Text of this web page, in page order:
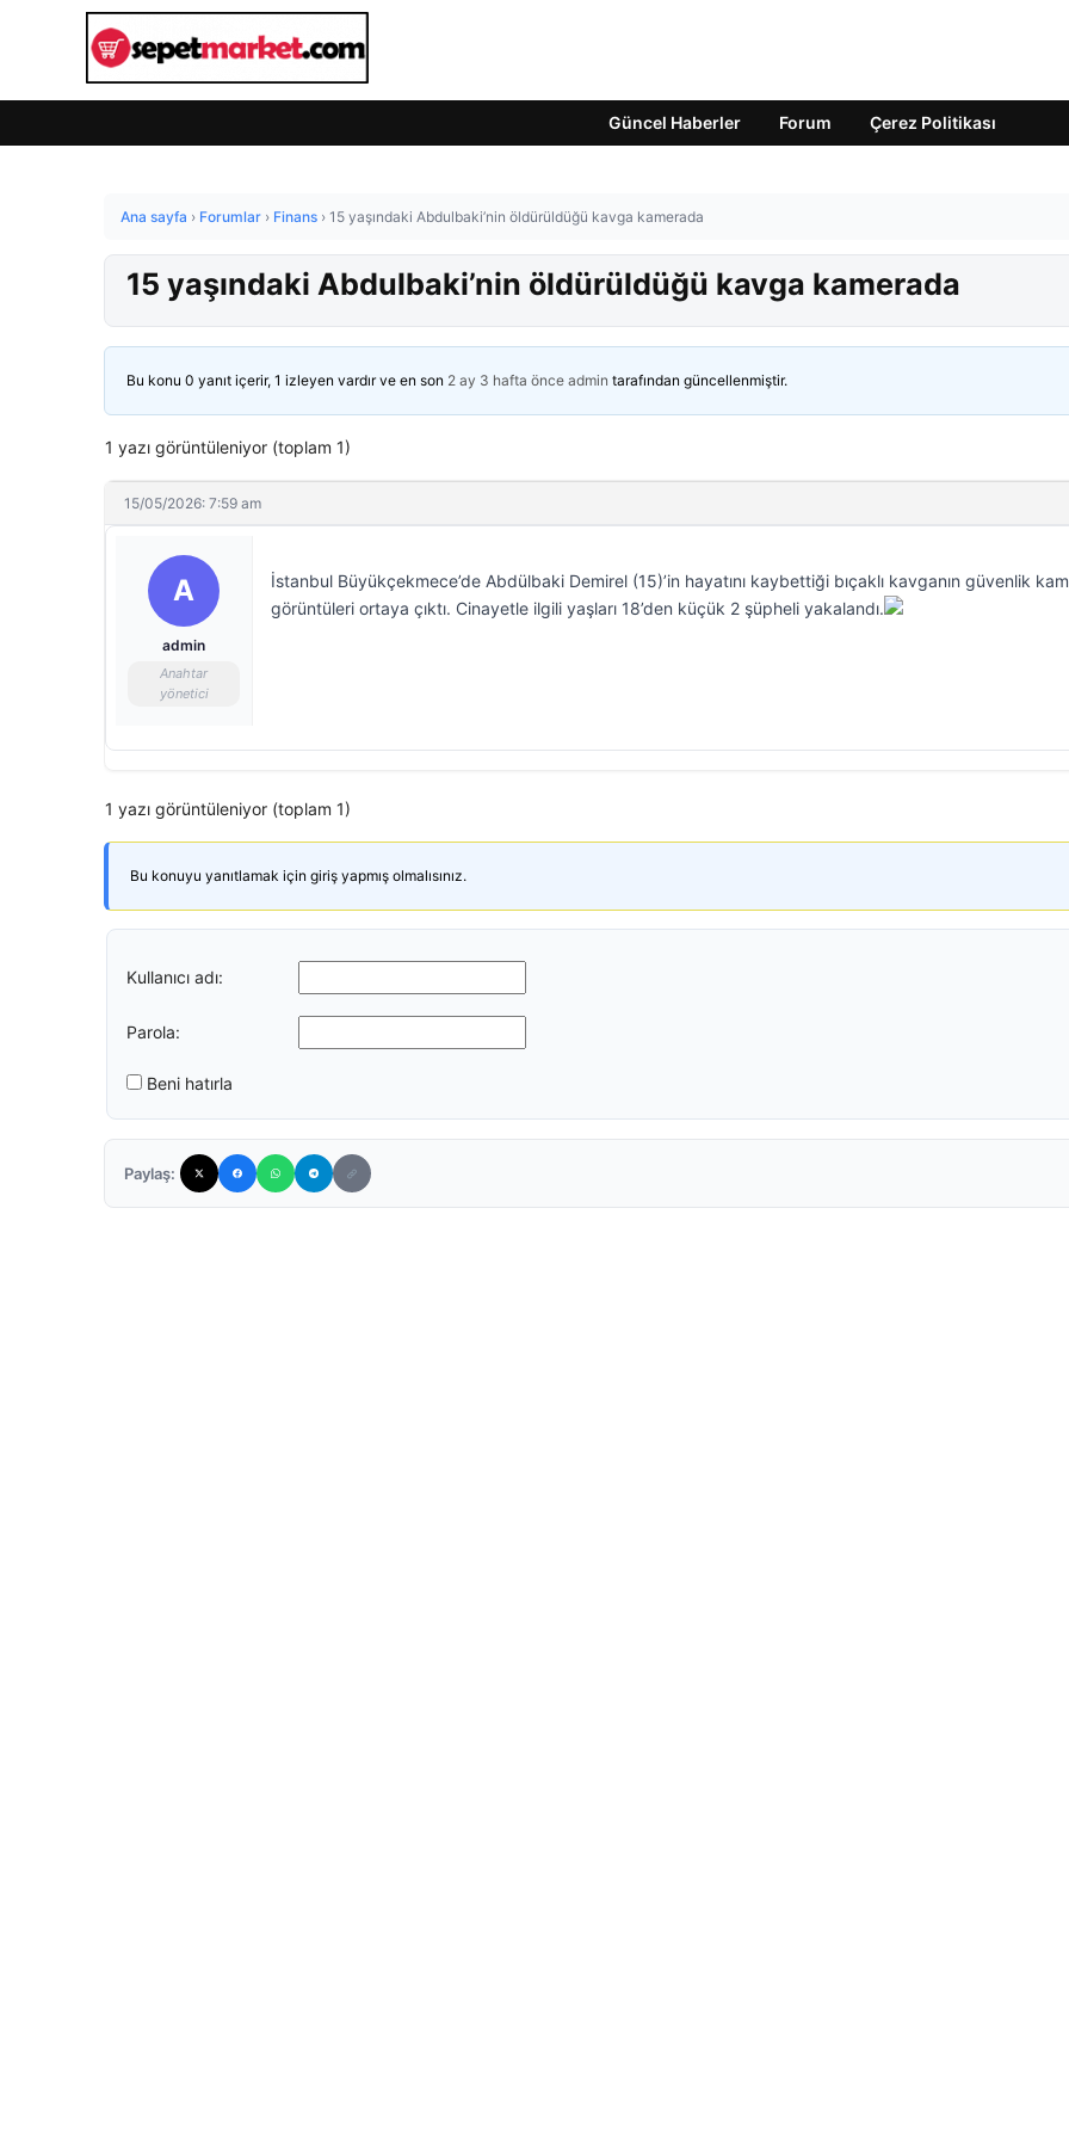
Güncel Haberler Forum Çerez Politikası
Ana sayfa › Forumlar › Finans › 15 yaşındaki Abdulbaki’nin öldürüldüğü kavga kamerada
15 yaşındaki Abdulbaki’nin öldürüldüğü kavga kamerada
Bu konu 0 yanıt içerir, 1 izleyen vardır ve en son 2 ay 3 hafta önce admin tarafından güncellenmiştir.
1 yazı görüntüleniyor (toplam 1)
15/05/2026: 7:59 am
A
admin
Anahtar
yönetici
İstanbul Büyükçekmece’de Abdülbaki Demirel (15)’in hayatını kaybettiği bıçaklı kavganın güvenlik
görüntüleri ortaya çıktı. Cinayetle ilgili yaşları 18’den küçük 2 şüpheli yakalandı.
1 yazı görüntüleniyor (toplam 1)
Bu konuyu yanıtlamak için giriş yapmış olmalısınız.
Kullanıcı adı:
Parola:
Beni hatırla
Paylaş: